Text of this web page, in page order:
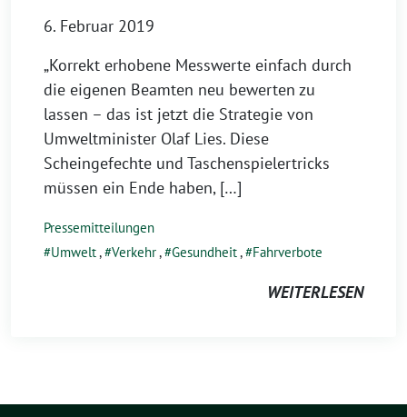
6. Februar 2019
„Korrekt erhobene Messwerte einfach durch
die eigenen Beamten neu bewerten zu
lassen – das ist jetzt die Strategie von
Umweltminister Olaf Lies. Diese
Scheingefechte und Taschenspielertricks
müssen ein Ende haben, […]
Pressemitteilungen
Umwelt, Verkehr, Gesundheit, Fahrverbote
WEITERLESEN